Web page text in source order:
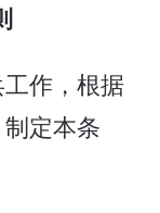
作，根据
定本条